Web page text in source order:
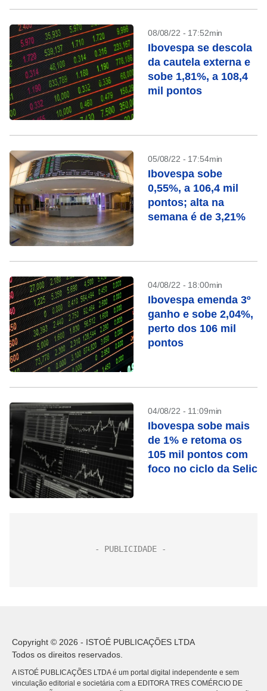
08/08/22 - 17:52min
Ibovespa se descola
da cautela externa e
sobe 1,81%, a 108,4
mil pontos
05/08/22 - 17:54min
Ibovespa sobe
0,55%, a 106,4 mil
pontos; alta na
semana é de 3,21%
04/08/22 - 18:00min
Ibovespa emenda 3º
ganho e sobe 2,04%,
perto dos 106 mil
pontos
04/08/22 - 11:09min
Ibovespa sobe mais
de 1% e retoma os
105 mil pontos com
foco no ciclo da Selic
Copyright © 2026 - ISTOÉ PUBLICAÇÕES LTDA
Todos os direitos reservados.
A ISTOÉ PUBLICAÇÕES LTDA é um portal digital independente e sem
vinculação editorial e societária com a EDITORA TRES COMÉRCIO DE